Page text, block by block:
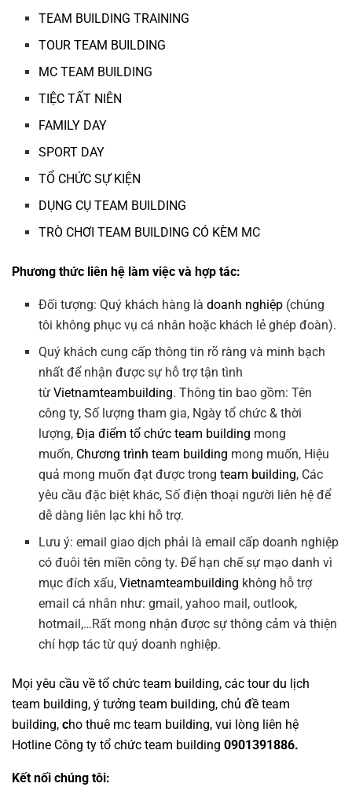
TEAM BUILDING TRAINING
TOUR TEAM BUILDING
MC TEAM BUILDING
TIỆC TẤT NIÊN
FAMILY DAY
SPORT DAY
TỔ CHỨC SỰ KIỆN
DỤNG CỤ TEAM BUILDING
TRÒ CHƠI TEAM BUILDING CÓ KÈM MC
Phương thức liên hệ làm việc và hợp tác:
Đối tượng: Quý khách hàng làdoanh nghiệp (chúng
tôi không phục vụ cá nhân hoặc khách lẻ ghép đoàn).
Quý khách cung cấp thông tin rõ ràng và minh bạch
nhất để nhận được sự hỗ trợ tận tình
từVietnamteambuilding. Thông tin bao gồm: Tên
công ty, Số lượng tham gia, Ngày tổ chức & thời
lượng,Địa điểm tổ chức team building mong
muốn, Chương trình team building mong muốn, Hiệu
quả mong muốn đạt được trongteam building, Các
yêu cầu đặc biệt khác, Số điện thoại người liên hệ để
dễ dàng liên lạc khi hỗ trợ.
Lưu ý: email giao dịch phải là email cấp doanh nghiệp
có đuôi tên miền công ty. Để hạn chế sự mạo danh vì
mục đích xấu,Vietnamteambuilding không hỗ trợ
email cá nhân như: gmail, yahoo mail, outlook,
hotmail,…Rất mong nhận được sự thông cảm và thiện
chí hợp tác từ quý doanh nghiệp.
Mọi yêu cầu về tổ chức team building, các tourdu lịch
team building, ý tưởng team building, chủ đề team
building, cho thuê mc team building, vui lòng liên hệ
Hotline Công ty tổ chức team building 0901391886.
Kết nối chúng tôi: